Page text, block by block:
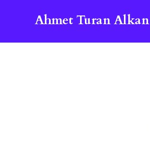
Ahmet Turan Alkan